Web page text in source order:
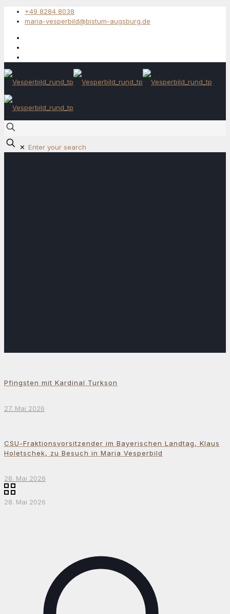
+49 8284 8038
maria-vesperbild@bistum-augsburg.de
✕
Pfingsten mit Kardinal Turkson
27. Mai 2026
CSU-Fraktionsvorsitzender im Bayerischen Landtag, Klaus
Holetschek, zu Besuch in Maria Vesperbild
28. Mai 2026
28. Mai 2026